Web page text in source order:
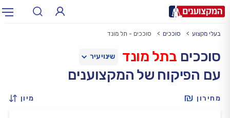
עירעיר: תל אביב, חיפה…
בעלי מקצוע סוככים סוככים - תל מונד
סוככים בתל מונד
עם הפיקוח של המקצוענים
מחירון מיון